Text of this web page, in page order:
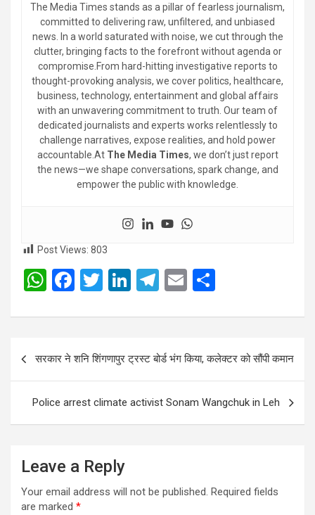
The Media Times stands as a pillar of fearless journalism,
committed to delivering raw, unfiltered, and unbiased
news. In a world saturated with noise, we cut through the
clutter, bringing facts to the forefront without agenda or
compromise.From hard-hitting investigative reports to
thought-provoking analysis, we cover politics, healthcare,
business, technology, entertainment and global affairs
with an unwavering commitment to truth. Our team of
dedicated journalists and experts works relentlessly to
challenge narratives, expose realities, and hold power
accountable.At The Media Times, we don’t just report
the news—we shape conversations, spark change, and
empower the public with knowledge.
Post Views: 803
W
at
A
p
p
F
ce
b
o
k
T
tt
Li
ke
n
T
e
gr
a
m
E
ail ar
e
सरकार ने शनि शिंगणापुर ट्रस्ट बोर्ड भंग किया, कलेक्टर को सौंपी कमान
Police arrest climate activist Sonam Wangchuk in Leh
Leave a Reply
Your email address will not be published. Required fields
are marked *